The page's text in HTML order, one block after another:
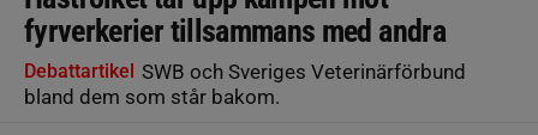
fyrverkerier tillsammans med andra
Debattartikel SWB och Sveriges Veterinärförbund
bland dem som står bakom.